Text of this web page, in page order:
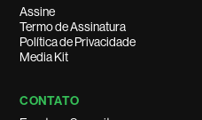
Assine
Termo de Assinatura
Política de Privacidade
Media Kit
CONTATO